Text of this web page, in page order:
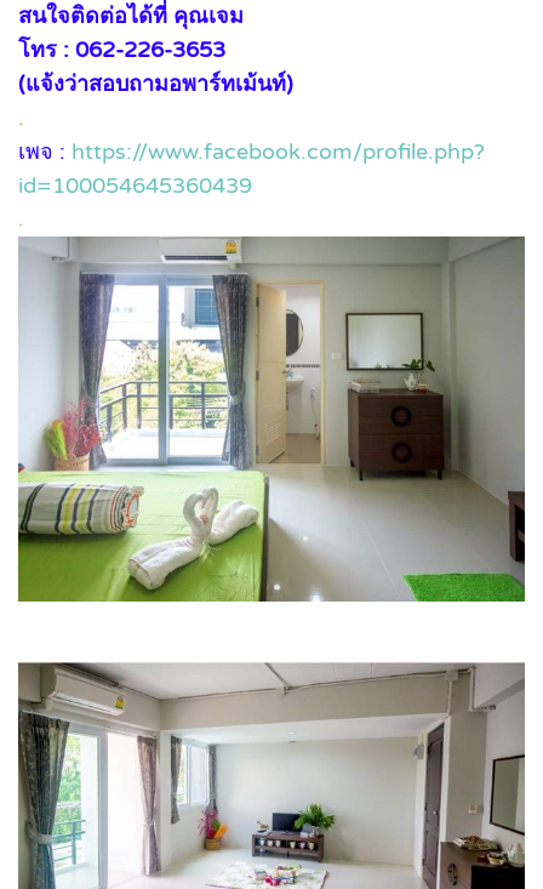
สนใจติดต่อได้ที่ คุณเจม
โทร : 062-226-3653
(แจ้งว่าสอบถามอพาร์ทเม้นท์)
.
เพจ : https://www.facebook.com/profile.php?
id=100054645360439
.